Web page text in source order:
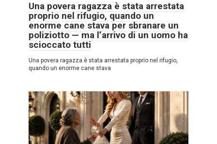
Una povera ragazza è stata arrestata
proprio nel rifugio, quando un
enorme cane stava per sbranare un
poliziotto — ma l’arrivo di un uomo ha
scioccato tutti
Una povera ragazza è stata arrestata proprio nel rifugio,
quando un enorme cane stava